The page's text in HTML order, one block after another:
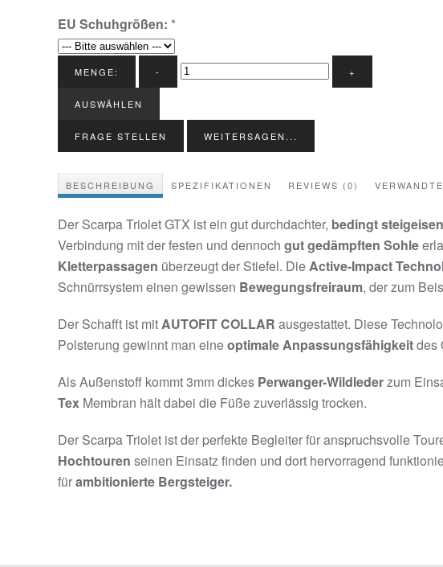
EU Schuhgrößen: *
MENGE: - +
AUSWÄHLEN
FRAGE STELLEN WEITERSAGEN...
BESCHREIBUNG SPEZIFIKATIONEN REVIEWS (0)
Der Scarpa Triolet GTX ist ein gut durchdachter, bedingt
Verbindung mit der festen und dennoch gut gedämpften Sohle
Kletterpassagen überzeugt der Stiefel. DieActive-Impact
Schnürrsystem einen gewissen Bewegungsfreiraum, der zum
Der Schafft ist mitAUTOFIT COLLAR ausgestattet. Diese
Polsterung gewinnt man eineoptimale Anpassungsfähigkeitdes
Als Außenstoff kommt 3mm dickes Perwanger-Wildlederzum
Tex Membran hält dabei die Füße zuverlässig trocken.
Der Scarpa Triolet ist der perfekte Begleiter für anspruchsvolle
Hochtouren seinen Einsatz finden und dort hervorragend
fürambitionierte Bergsteiger.